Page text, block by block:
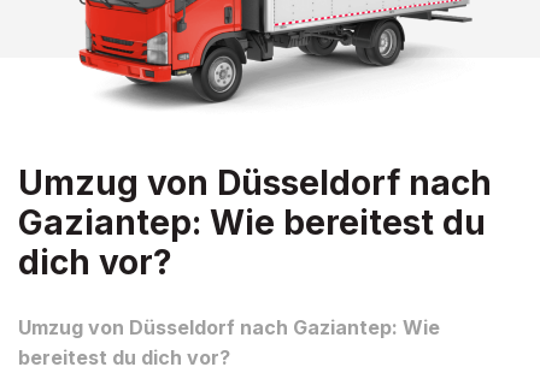
Umzug von Düsseldorf nach
Gaziantep: Wie bereitest du
dich vor?
Umzug von Düsseldorf nach Gaziantep: Wie
bereitest du dich vor?